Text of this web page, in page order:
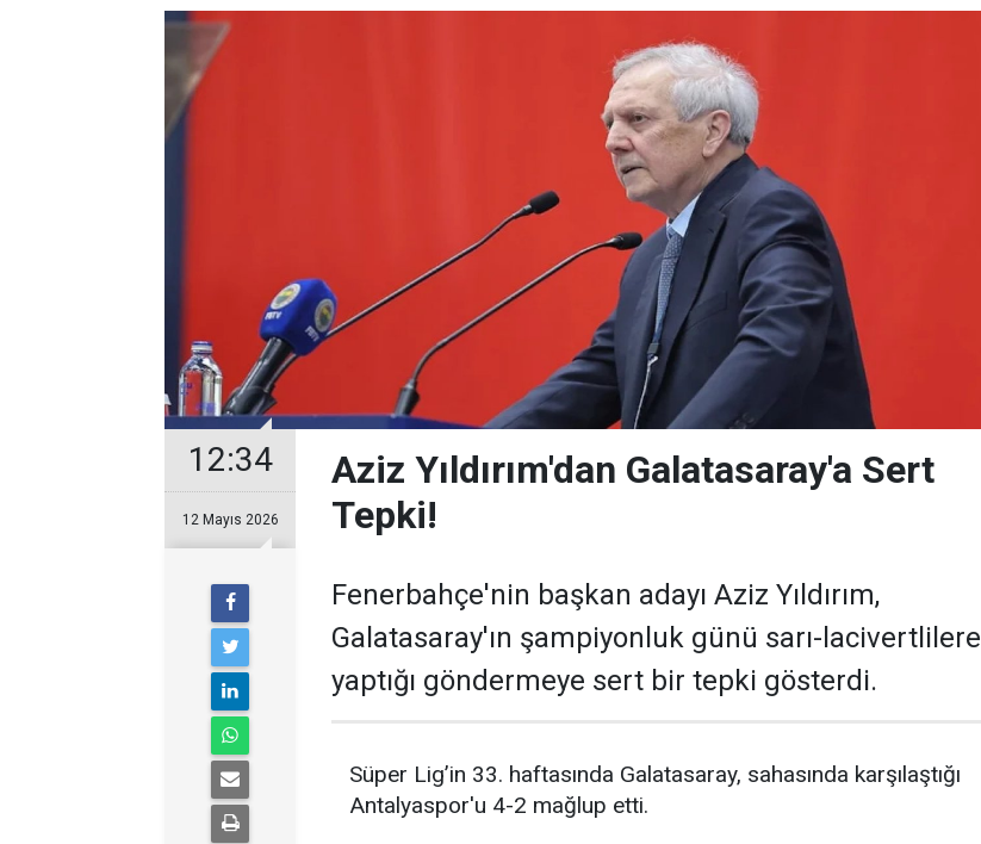
12:34
12 Mayıs 2026
Aziz Yıldırım'dan Galatasaray'a Sert
Tepki!
Fenerbahçe'nin başkan adayı Aziz Yıldırım,
Galatasaray'ın şampiyonluk günü sarı-lacivertlilere
yaptığı göndermeye sert bir tepki gösterdi.
Süper Lig’in 33. haftasında Galatasaray, sahasında karşılaştığı
Antalyaspor'u 4-2 mağlup etti.